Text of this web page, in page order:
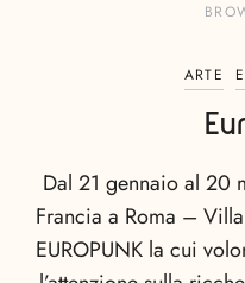
ARTE
Dal 21 gennaio al 20
Francia a Roma –
EUROPUNK la cui